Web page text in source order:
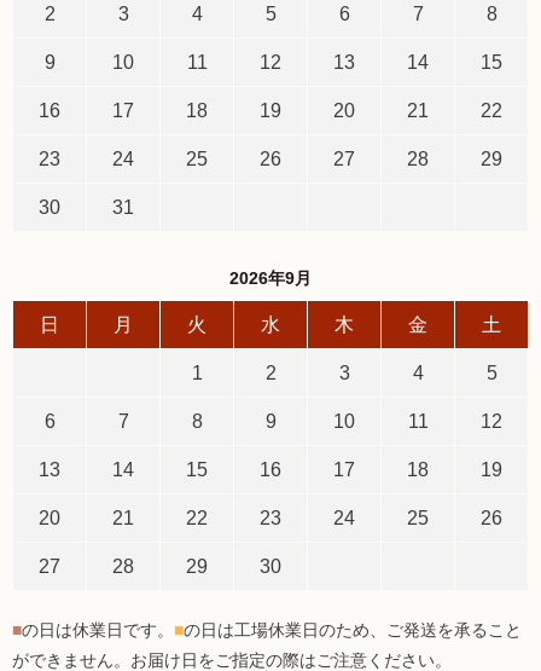
2 3 4 5 6 7 8
9 10 11 12 13 14 15
16 17 18 19 20 21 22
23 24 25 26 27 28 29
30 31
2026年9月
日 月 火 水 木 金 土
1 2 3 4 5
6 7 8 9 10 11 12
13 14 15 16 17 18 19
20 21 22 23 24 25 26
27 28 29 30
■の日は休業日です。 ■の日は工場休業日のため、ご発送を承ること
ができません。お届け日をご指定の際はご注意ください。